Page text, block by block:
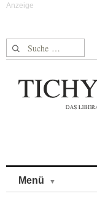
Suche nach:
Menü